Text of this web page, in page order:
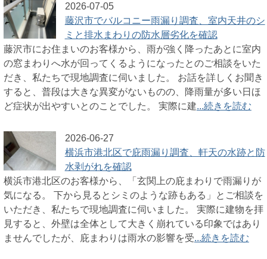
2026-07-05
藤沢市でバルコニー雨漏り調査、室内天井のシ
ミと排水まわりの防水層劣化を確認
藤沢市にお住まいのお客様から、雨が強く降ったあとに室内
の窓まわりへ水が回ってくるようになったとのご相談をいた
だき、私たちで現地調査に伺いました。 お話を詳しくお聞き
すると、普段は大きな異変がないものの、降雨量が多い日ほ
ど症状が出やすいとのことでした。 実際に建...続きを読む
2026-06-27
横浜市港北区で庇雨漏り調査、軒天の水跡と防
水剥がれを確認
横浜市港北区のお客様から、「玄関上の庇まわりで雨漏りが
気になる。 下から見るとシミのような跡もある」とご相談を
いただき、私たちで現地調査に伺いました。 実際に建物を拝
見すると、外壁は全体として大きく崩れている印象ではあり
ませんでしたが、庇まわりは雨水の影響を受...続きを読む